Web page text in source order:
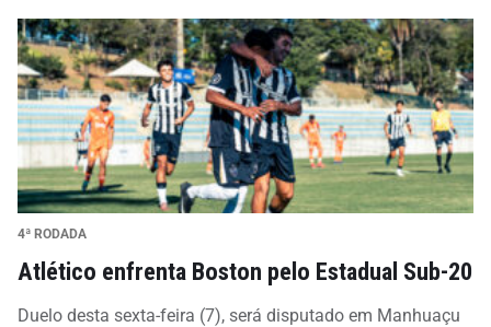
4ª RODADA
Atlético enfrenta Boston pelo Estadual Sub-20
Duelo desta sexta-feira (7), será disputado em Manhuaçu